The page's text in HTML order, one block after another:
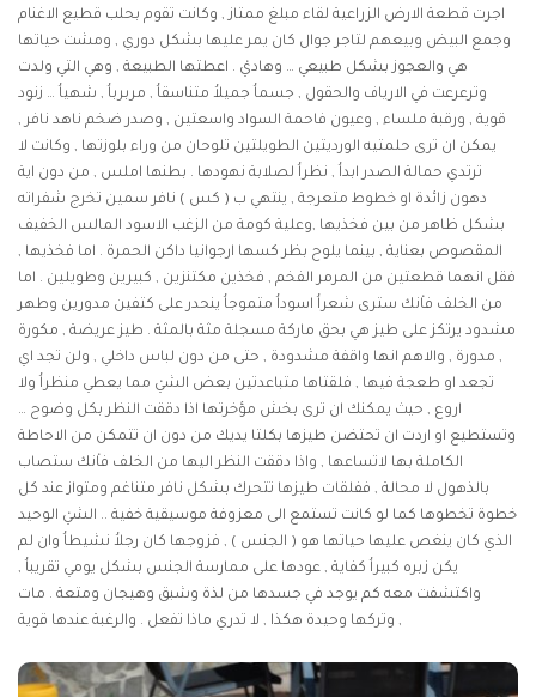
اجرت قطعة الارض الزراعية لقاء مبلغ ممتاز , وكانت تقوم بحلب قطيع الاغنام
وجمع البيض وبيعهم لتاجر جوال كان يمر عليها بشكل دوري , ومشت حياتها
هي والعجوز بشكل طبيعي … وهاديْ . اعطتها الطبيعة , وهي التي ولدت
وترعرعت في الارياف والحقول , جسماُ جميلاُ متناسقاُ , مربرباُ , شهياُ … زنود
قوية , ورقبة ملساء , وعيون فاحمة السواد واسعتين , وصدر ضخم ناهد نافر ,
يمكن ان ترى حلمتيه الورديتين الطويلتين تلوحان من وراء بلوزتها , وكانت لا
ترتدي حمالة الصدر ابداُ , نظراُ لصلابة نهودها . بطنها املس , من دون اية
دهون زائدة او خطوط متعرجة , ينتهي ب ( كس ) نافر سمين تخرج شفراته
بشكل ظاهر من بين فخذيها ,وعلية كومة من الزغب الاسود المالس الخفيف
المقصوص بعناية , بينما يلوح بظر كسها ارجوانيا داكن الحمرة . اما فخذيها ,
فقل انهما قطعتين من المرمر الفخم , فخذين مكتنزين , كبيرين وطويلين . اما
من الخلف فاْنك سترى شعراُ اسوداُ متموجاُ ينحدر على كتفين مدورين وطهر
مشدود يرتكز على طيز هي بحق ماركة مسجلة مثة بالمثة . طيز عريضة , مكورة
, مدورة , والاهم انها واقفة مشدودة , حتى من دون لباس داخلي , ولن تجد اي
تجعد او طعجة فيها , فلقتاها متباعدتين بعض الشيْ مما يعطي منظراُ ولا
اروع , حيث يمكنك ان ترى بخش مؤخرتها اذا دققت النظر بكل وضوح …
وتستطيع او اردت ان تحتضن طيزها بكلتا يديك من دون ان تتمكن من الاحاطة
الكاملة بها لاتساعها , واذا دققت النظر اليها من الخلف فاْنك ستصاب
بالذهول لا محالة , ففلقات طيزها تتحرك بشكل نافر متناغم ومتواز عند كل
خطوة تخطوها كما لو كانت تستمع الى معزوفة موسيقية خفية .. الشيْ الوحيد
الذي كان ينغص عليها حياتها هو ( الجنس ) , فزوجها كان رجلاُ نشيطاُ وان لم
يكن زبره كبيراُ كفاية , عودها على ممارسة الجنس بشكل يومي تقريباُ ,
واكتشفت معه كم يوجد في جسدها من لذة وشبق وهيجان ومتعة . مات
وتركها وحيدة هكذا , لا تدري ماذا تفعل . والرغبة عندها قوية ,